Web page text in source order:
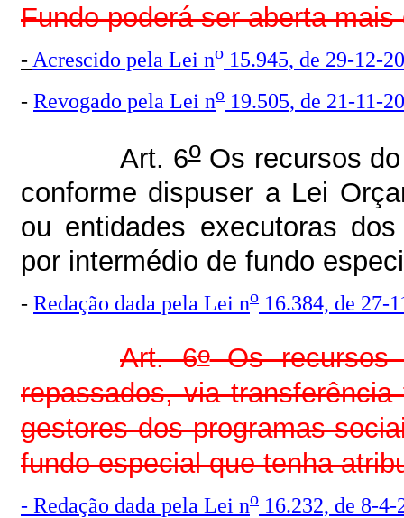
Fundo poderá ser aberta
- Acrescido pela Lei no 15.945, de 29-12-
- Revogado pela Lei no 19.505, de 21-11-
Art. 6oOs recursos
conforme dispuser a Lei
ou entidades executoras
por intermédio de fundo
- Redação dada pela Lei no 16.384, de 27-
Art. 6oOs recursos
repassados, via
gestores dos programas
fundo especial que tenha
- Redação dada pela Lei no 16.232, de 8-4-